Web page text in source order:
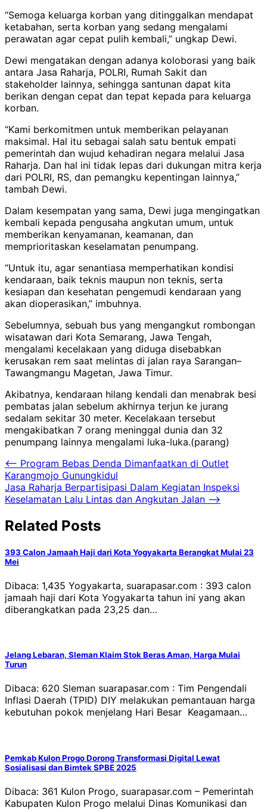
“Semoga keluarga korban yang ditinggalkan mendapat
ketabahan, serta korban yang sedang mengalami
perawatan agar cepat pulih kembali,” ungkap Dewi.
Dewi mengatakan dengan adanya koloborasi yang baik
antara Jasa Raharja, POLRI, Rumah Sakit dan
stakeholder lainnya, sehingga santunan dapat kita
berikan dengan cepat dan tepat kepada para keluarga
korban.
“Kami berkomitmen untuk memberikan pelayanan
maksimal. Hal itu sebagai salah satu bentuk empati
pemerintah dan wujud kehadiran negara melalui Jasa
Raharja. Dan hal ini tidak lepas dari dukungan mitra kerja
dari POLRI, RS, dan pemangku kepentingan lainnya,”
tambah Dewi.
Dalam kesempatan yang sama, Dewi juga mengingatkan
kembali kepada pengusaha angkutan umum, untuk
memberikan kenyamanan, keamanan, dan
memprioritaskan keselamatan penumpang.
“Untuk itu, agar senantiasa memperhatikan kondisi
kendaraan, baik teknis maupun non teknis, serta
kesiapan dan kesehatan pengemudi kendaraan yang
akan dioperasikan,” imbuhnya.
Sebelumnya, sebuah bus yang mengangkut rombongan
wisatawan dari Kota Semarang, Jawa Tengah,
mengalami kecelakaan yang diduga disebabkan
kerusakan rem saat melintas di jalan raya Sarangan–
Tawangmangu Magetan, Jawa Timur.
Akibatnya, kendaraan hilang kendali dan menabrak besi
pembatas jalan sebelum akhirnya terjun ke jurang
sedalam sekitar 30 meter. Kecelakaan tersebut
mengakibatkan 7 orang meninggal dunia dan 32
penumpang lainnya mengalami luka-luka.(parang)
Navigasi
pos
⟵ Program Bebas Denda Dimanfaatkan di Outlet
Karangmojo Gunungkidul
Jasa Raharja Berpartisipasi Dalam Kegiatan Inspeksi
Keselamatan Lalu Lintas dan Angkutan Jalan ⟶
Related Posts
393 Calon Jamaah Haji dari Kota Yogyakarta Berangkat Mulai 23
Mei
Dibaca: 1,435 Yogyakarta, suarapasar.com : 393 calon
jamaah haji dari Kota Yogyakarta tahun ini yang akan
diberangkatkan pada 23,25 dan…
Jelang Lebaran, Sleman Klaim Stok Beras Aman, Harga Mulai
Turun
Dibaca: 620 Sleman suarapasar.com : Tim Pengendali
Inflasi Daerah (TPID) DIY melakukan pemantauan harga
kebutuhan pokok menjelang Hari Besar Keagamaan…
Pemkab Kulon Progo Dorong Transformasi Digital Lewat
Sosialisasi dan Bimtek SPBE 2025
Dibaca: 361 Kulon Progo, suarapasar.com – Pemerintah
Kabupaten Kulon Progo melalui Dinas Komunikasi dan